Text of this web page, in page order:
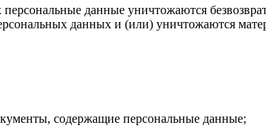
данные уничтожаются
данных и (или) уничтожаются
содержащие персональные данные;